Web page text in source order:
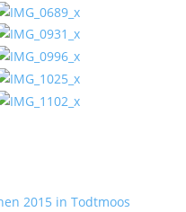
2015 in Todtmoos